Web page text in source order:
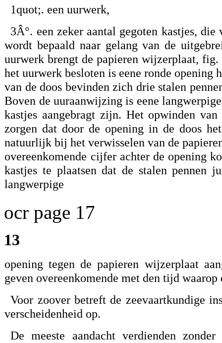
1quot;. een uurwerk,
3Â°. een zeker aantal gegoten kastjes,
wordt bepaald naar gelang van de
uurwerk brengt de papieren wijzerplaat,
het uurwerk besloten is eene ronde
van de doos bevinden zich drie stalen
Boven de uuraanwijzing is eene
kastjes aangebragt zijn. Het opwinden
zorgen dat door de opening in de doos
natuurlijk bij het verwisselen van de
overeenkomende cijfer achter de opening
kastjes te plaatsen dat de stalen pennen
langwerpige
ocr page 17
13
opening tegen de papieren wijzerplaat
geven overeenkomende met den tijd waarop
Voor zoover betreft de zeevaartkundige
verscheidenheid op.
De meeste aandacht verdienden